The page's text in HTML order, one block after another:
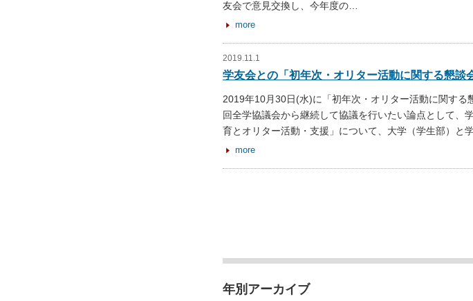
友会で意見交換し、今年度の
more
2019.11.1
学友会との「初年次・オリター活動に関する懇談
2019年10月30日(水)に「初年次・オリター活動に関す
回全学協議会から継続して協議を行いたい論点として、
育とオリター活動・支援」について、大学（学生部）と
more
年別アーカイブ